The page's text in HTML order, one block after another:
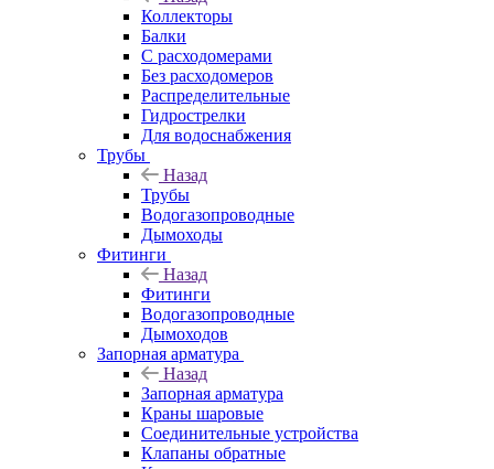
Коллекторы
Балки
С расходомерами
Без расходомеров
Распределительные
Гидрострелки
Для водоснабжения
Трубы
Назад
Трубы
Водогазопроводные
Дымоходы
Фитинги
Назад
Фитинги
Водогазопроводные
Дымоходов
Запорная арматура
Назад
Запорная арматура
Краны шаровые
Соединительные устройства
Клапаны обратные